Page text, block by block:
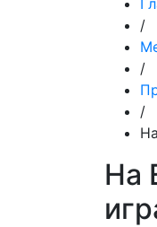
/
/
/
На